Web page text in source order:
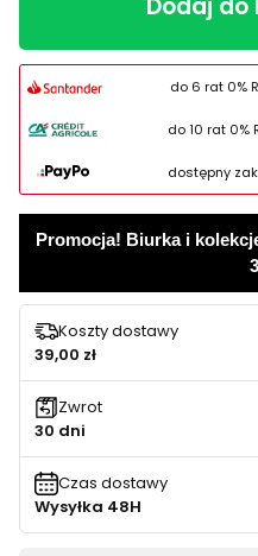
Dodaj do
do 6 rat 0%
do 10 rat 0%
dostępny
Promocja! Biurka i
Koszty dostawy
39,00 zł
Zwrot
30 dni
Czas dostawy
Wysyłka 48H